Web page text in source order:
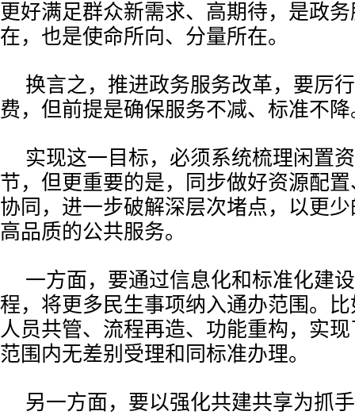
更好满足群众新需求、高期待，是政
在，也是使命所向、分量所在。
换言之，推进政务服务改革，要厉
费，但前提是确保服务不减、标准不降
实现这一目标，必须系统梳理闲置
节，但更重要的是，同步做好资源配
协同，进一步破解深层次堵点，以更
高品质的公共服务。
一方面，要通过信息化和标准化建
程，将更多民生事项纳入通办范围。
人员共管、流程再造、功能重构，实
范围内无差别受理和同标准办理。
另一方面，要以强化共建共享为抓